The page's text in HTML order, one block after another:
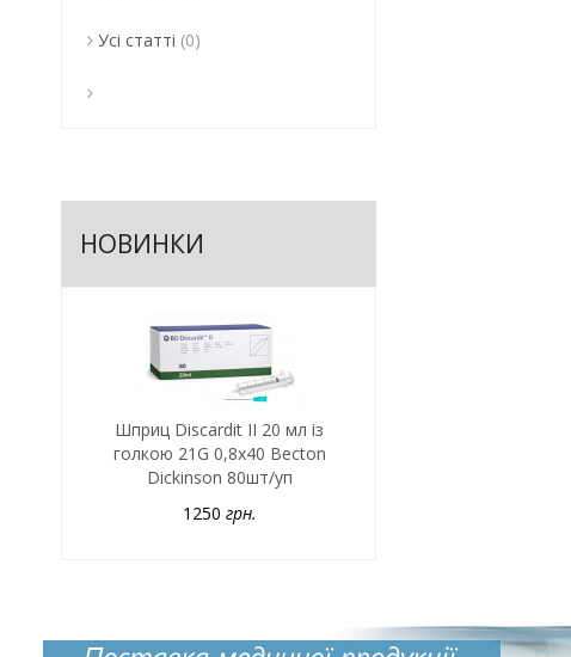
Усі статті (0)
НОВИНКИ
Шприц Discardit II 20 мл із
голкою 21G 0,8х40 Becton
Dickinson 80шт/уп
1250 грн.